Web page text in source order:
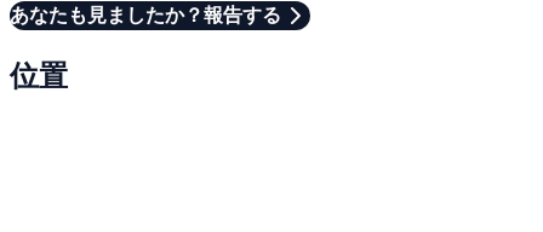
あなたも見ましたか？報告する
位置